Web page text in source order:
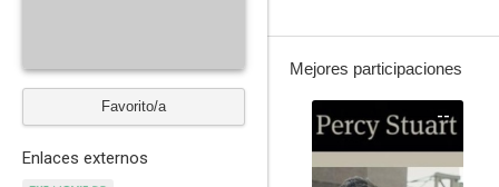
Favorito/a
Enlaces externos
Mejores participaciones
--